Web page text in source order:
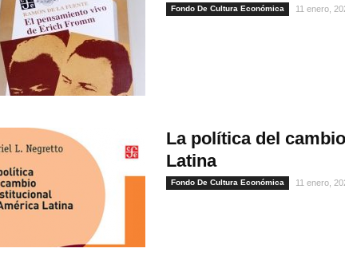
Fondo De Cultura Económica 11 enero,
La política del
Latina
Fondo De Cultura Económica 11 enero,